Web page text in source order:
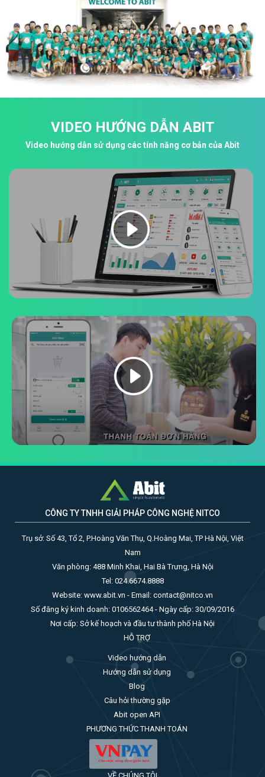
VIDEO HƯỚNG DẪN ABIT
Video hướng dẫn sử dụng các tính năng cơ bản của Abit
CÔNG TY TNHH GIẢI PHÁP CÔNG NGHỆ NITCO
Trụ sở: Số 43, Tổ 2, P.Hoàng Văn Thụ, Q.Hoàng Mai, TP Hà Nội, Việt
Nam
Văn phòng: 488 Minh Khai, Hai Bà Trưng, Hà Nội
Tel: 024.6674.8888
Website: www.abit.vn - Email: contact@nitco.vn
Số đăng ký kinh doanh: 0106562464 - Ngày cấp: 30/09/2016
Nơi cấp: Sở kế hoạch và đầu tư thành phố Hà Nội
HỖ TRỢ
Video hướng dẫn
Hướng dẫn sử dụng
Blog
Câu hỏi thường gặp
Abit open API
PHƯƠNG THỨC THANH TOÁN